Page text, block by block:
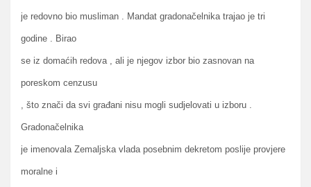
je redovno bio musliman . Mandat gradonačelnika trajao je tri
godine . Birao
se iz domaćih redova , ali je njegov izbor bio zasnovan na
poreskom cenzusu
, što znači da svi građani nisu mogli sudjelovati u izboru .
Gradonačelnika
je imenovala Zemaljska vlada posebnim dekretom poslije provjere
moralne i